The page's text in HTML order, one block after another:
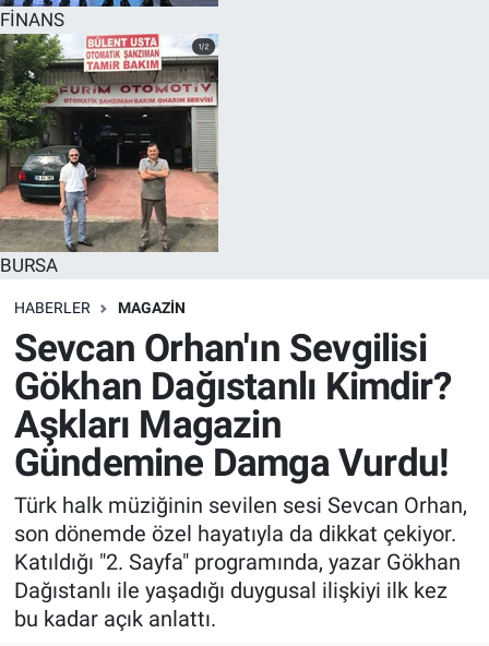
FİNANS
BURSA
HABERLER MAGAZİN
Sevcan Orhan'ın Sevgilisi
Gökhan Dağıstanlı Kimdir?
Aşkları Magazin
Gündemine Damga Vurdu!
Türk halk müziğinin sevilen sesi Sevcan Orhan,
son dönemde özel hayatıyla da dikkat çekiyor.
Katıldığı "2. Sayfa" programında, yazar Gökhan
Dağıstanlı ile yaşadığı duygusal ilişkiyi ilk kez
bu kadar açık anlattı.